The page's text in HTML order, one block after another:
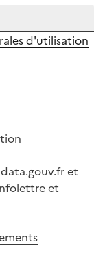
d'utilisation
et
et